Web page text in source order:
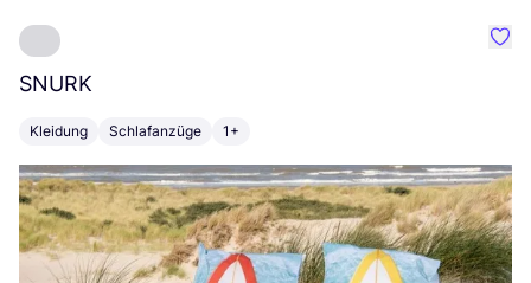
SNURK
Kleidung Schlafanzüge 1+